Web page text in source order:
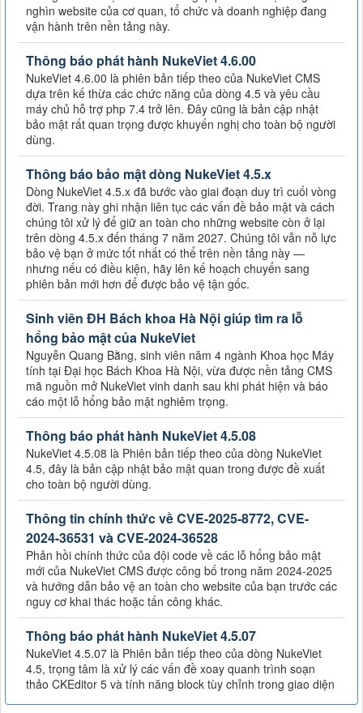
nghìn website của cơ quan, tổ chức và doanh nghiệp đang
vận hành trên nền tảng này.
Thông báo phát hành NukeViet 4.6.00
NukeViet 4.6.00 là phiên bản tiếp theo của NukeViet CMS
dựa trên kế thừa các chức năng của dòng 4.5 và yêu cầu
máy chủ hỗ trợ php 7.4 trở lên. Đây cũng là bản cập nhật
bảo mật rất quan trọng được khuyến nghị cho toàn bộ người
dùng.
Thông báo bảo mật dòng NukeViet 4.5.x
Dòng NukeViet 4.5.x đã bước vào giai đoạn duy trì cuối vòng
đời. Trang này ghi nhận liên tục các vấn đề bảo mật và cách
chúng tôi xử lý để giữ an toàn cho những website còn ở lại
trên dòng 4.5.x đến tháng 7 năm 2027. Chúng tôi vẫn nỗ lực
bảo vệ bạn ở mức tốt nhất có thể trên nền tảng này —
nhưng nếu có điều kiện, hãy lên kế hoạch chuyển sang
phiên bản mới hơn để được bảo vệ tận gốc.
Sinh viên ĐH Bách khoa Hà Nội giúp tìm ra lỗ
hổng bảo mật của NukeViet
Nguyễn Quang Bằng, sinh viên năm 4 ngành Khoa học Máy
tính tại Đại học Bách Khoa Hà Nội, vừa được nền tảng CMS
mã nguồn mở NukeViet vinh danh sau khi phát hiện và báo
cáo một lỗ hổng bảo mật nghiêm trọng.
Thông báo phát hành NukeViet 4.5.08
NukeViet 4.5.08 là Phiên bản tiếp theo của dòng NukeViet
4.5, đây là bản cập nhật bảo mật quan trong được đề xuất
cho toàn bộ người dùng.
Thông tin chính thức về CVE-2025-8772, CVE-
2024-36531 và CVE-2024-36528
Phản hồi chính thức của đội code về các lỗ hổng bảo mật
mới của NukeViet CMS được công bố trong năm 2024-2025
và hướng dẫn bảo vệ an toàn cho website của bạn trước các
nguy cơ khai thác hoặc tấn công khác.
Thông báo phát hành NukeViet 4.5.07
NukeViet 4.5.07 là Phiên bản tiếp theo của dòng NukeViet
4.5, trọng tâm là xử lý các vấn đề xoay quanh trình soạn
thảo CKEditor 5 và tính năng block tùy chỉnh trong giao diện